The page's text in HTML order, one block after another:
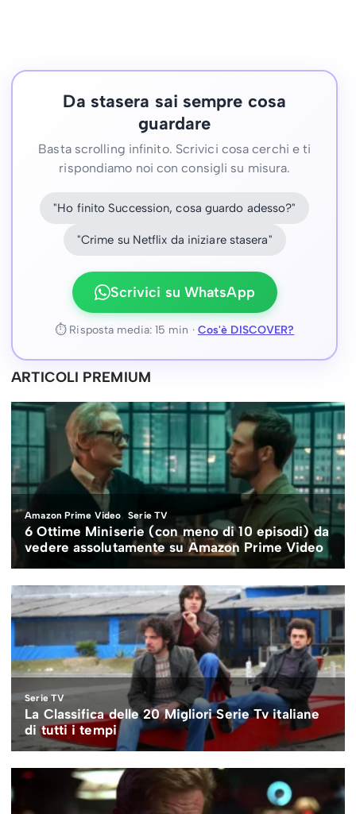
Da stasera sai sempre cosa
guardare
Basta scrolling infinito. Scrivici cosa cerchi e ti
rispondiamo noi con consigli su misura.
"Ho finito Succession, cosa guardo adesso?"
"Crime su Netflix da iniziare stasera"
Scrivici su WhatsApp
⏱ Risposta media: 15 min · Cos'è DISCOVER?
ARTICOLI PREMIUM